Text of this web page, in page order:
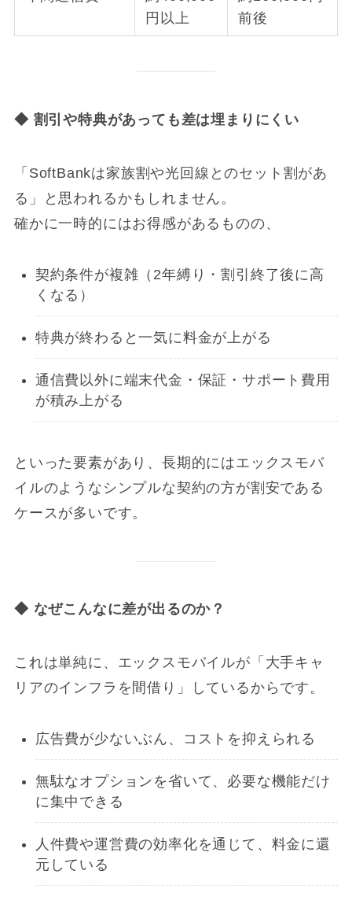
円以上
前後
◆ 割引や特典があっても差は埋まりにくい
「SoftBankは家族割や光回線とのセット割があ
る」と思われるかもしれません。
確かに一時的にはお得感があるものの、
契約条件が複雑（2年縛り・割引終了後に高
くなる）
特典が終わると一気に料金が上がる
通信費以外に端末代金・保証・サポート費用
が積み上がる
といった要素があり、長期的にはエックスモバ
イルのようなシンプルな契約の方が割安である
ケースが多いです。
◆ なぜこんなに差が出るのか？
これは単純に、エックスモバイルが「大手キャ
リアのインフラを間借り」しているからです。
広告費が少ないぶん、コストを抑えられる
無駄なオプションを省いて、必要な機能だけ
に集中できる
人件費や運営費の効率化を通じて、料金に還
元している